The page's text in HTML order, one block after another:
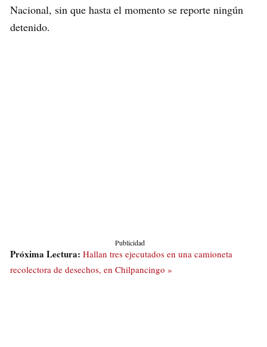
Nacional, sin que hasta el momento se reporte ningún
detenido.
Publicidad
Próxima Lectura: Hallan tres ejecutados en una camioneta
recolectora de desechos, en Chilpancingo »